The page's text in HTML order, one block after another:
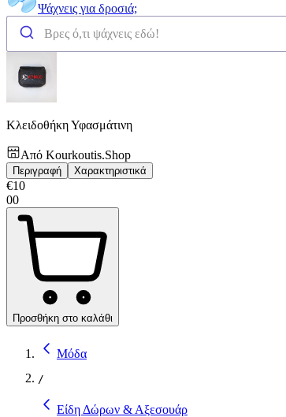
Ψάχνεις για δροσιά;
Κλειδοθήκη Υφασμάτινη
Από Kourkoutis.Shop
Περιγραφή Χαρακτηριστικά
€10
00
Προσθήκη στο καλάθι
Μόδα
/
Είδη Δώρων & Αξεσουάρ